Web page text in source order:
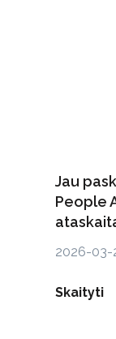
Jau
People
2026-03-
Skaityti